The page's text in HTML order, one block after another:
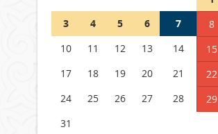
энергиясын өндіру бойынша
көрсеткіш асыра орындалды
3
4 5 6 7 8
10
11 12 13 14 15
17
18 19 20 21 22
24
25 26 27 28 29
31